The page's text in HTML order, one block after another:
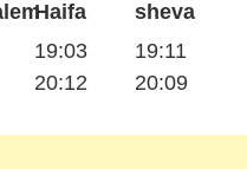
Haifa
19:03
20:12
sheva
19:11
20:09